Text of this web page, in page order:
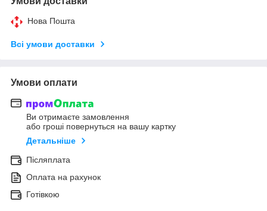
Нова Пошта
Всі умови доставки
Умови оплати
Ви отримаєте замовлення
або гроші повернуться на вашу картку
Детальніше
Післяплата
Оплата на рахунок
Готівкою